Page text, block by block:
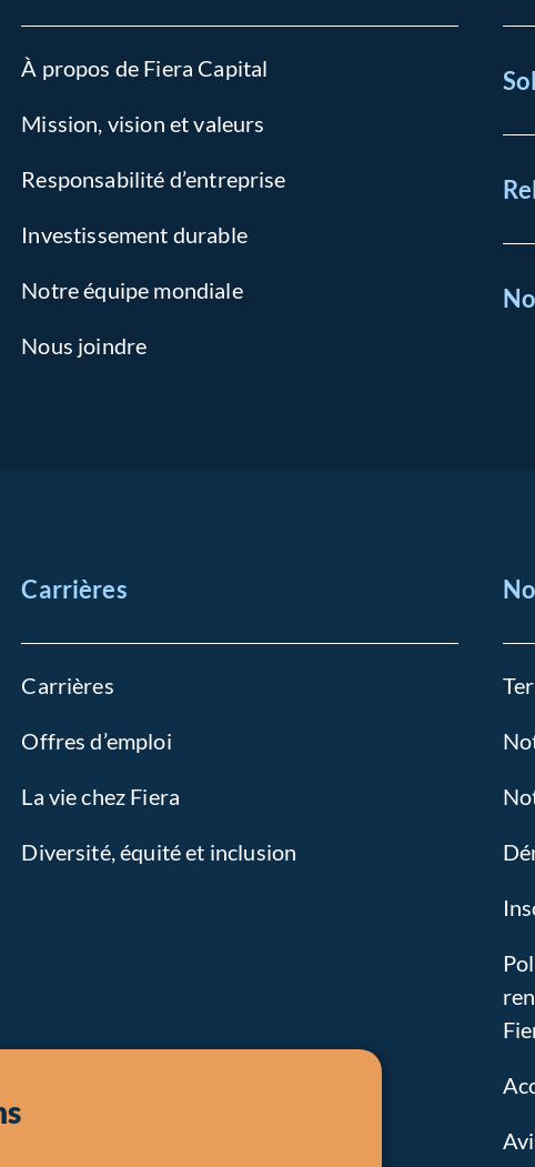
À propos de Fiera Capital
Mission, vision et valeurs
Responsabilité d’entreprise
Investissement durable
Notre équipe mondiale
Nous joindre
Carrières
Carrières
Offres d’emploi
La vie chez Fiera
Diversité, équité et inclusion